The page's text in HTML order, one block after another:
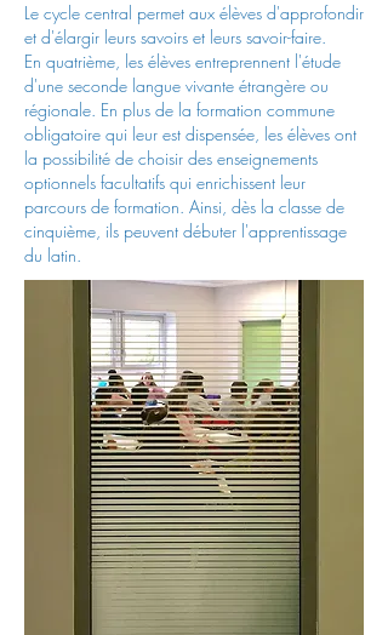
Le cycle central permet aux élèves d'approfondir
et d'élargir leurs savoirs et leurs savoir-faire.
En quatrième, les élèves entreprennent l'étude
d'une seconde langue vivante étrangère ou
régionale. En plus de la formation commune
obligatoire qui leur est dispensée, les élèves ont
la possibilité de choisir des enseignements
optionnels facultatifs qui enrichissent leur
parcours de formation. Ainsi, dès la classe de
cinquième, ils peuvent débuter l'apprentissage
du latin.